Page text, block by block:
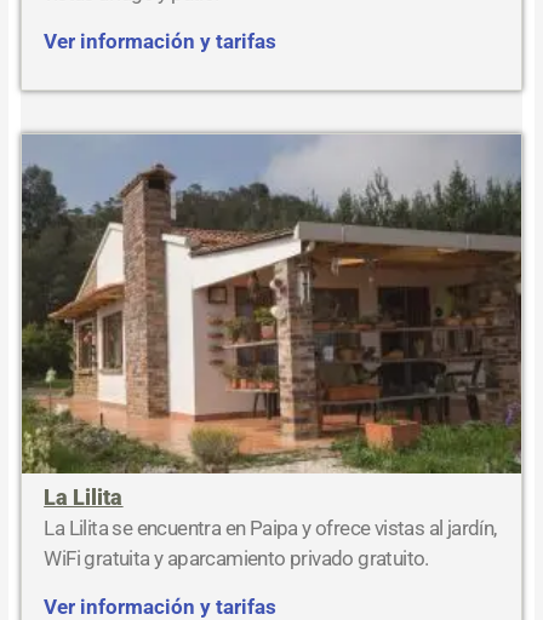
Ver información y tarifas
La Lilita
La Lilita se encuentra en Paipa y ofrece vistas al jardín,
WiFi gratuita y aparcamiento privado gratuito.
Ver información y tarifas